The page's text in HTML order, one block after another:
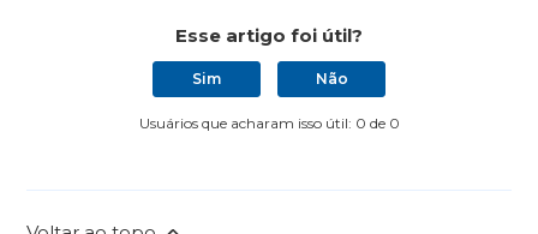
Esse artigo foi útil?
Sim Não
Usuários que acharam isso útil: 0 de 0